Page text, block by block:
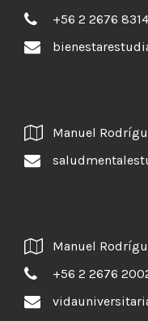
+56 2 2676 8314
Manuel
Manuel
+56 2 2676